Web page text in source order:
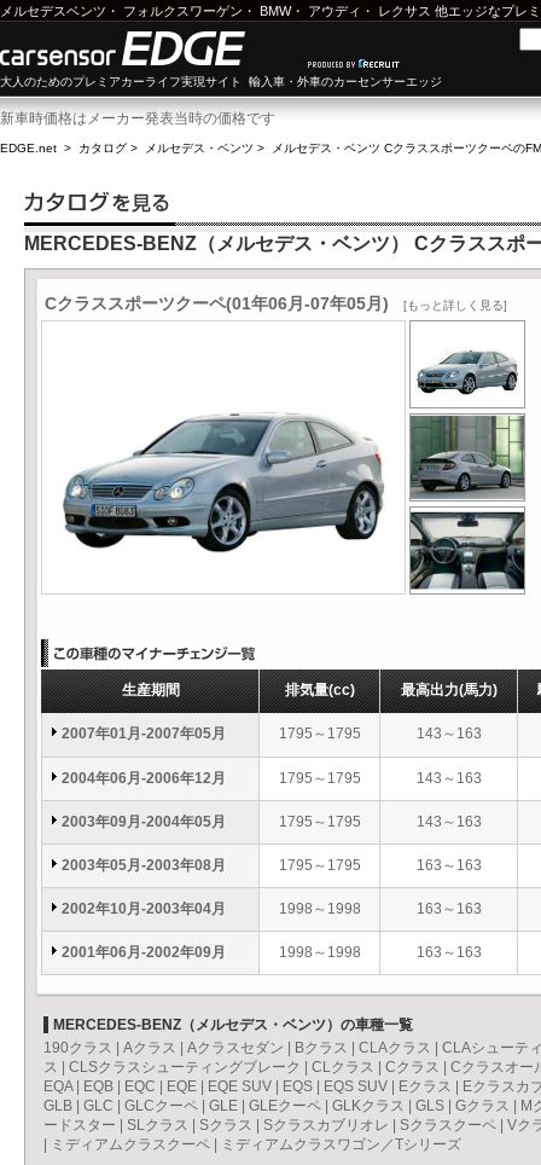
メルセデスベンツ ・ フォルクスワーゲン ・ BMW・ アウディ ・ レクサス 他エッジなプレ
大人のためのプレミアカーライフ実現サイト 輸入車・外車のカーセンサーエッジ
新車時価格はメーカー発表当時の価格です
EDGE.net > カタログ > メルセデス・ベンツ > メルセデス・ベンツ Cクラススポーツクーペの
MERCEDES-BENZ（メルセデス・ベンツ） Cクラススポ
Cクラススポーツクーペ(01年06月-07年05月) [もっと詳しく見る]
生産期間 排気量(cc) 最高出力(馬力)
2007年01月-2007年05月 1795～1795 143～163
2004年06月-2006年12月 1795～1795 143～163
2003年09月-2004年05月 1795～1795 143～163
2003年05月-2003年08月 1795～1795 163～163
2002年10月-2003年04月 1998～1998 163～163
2001年06月-2002年09月 1998～1998 163～163
MERCEDES-BENZ（メルセデス・ベンツ）の車種一覧
190クラス
Aクラス Aクラスセダン Bクラス CLAクラス
CLAシューテ
ス
CLSクラスシューティングブレーク CLクラス Cクラス
Cクラスオー
EQA| EQB EQC EQE EQE SUV EQS EQS SUV Eクラス
Eクラスカ
GLB
GLC GLCクーペ GLE GLEクーペ GLKクラス GLS Gクラス
M
ードスター
SLクラス Sクラス Sクラスカブリオレ Sクラスクーペ
Vク
ミディアムクラスクーペ ミディアムクラスワゴン／Tシリーズ